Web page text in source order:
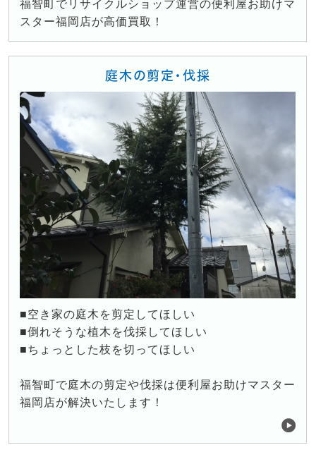
福智町でリサイクルショップ運営の便利屋お助けマ
スター福岡店が高価買取！
庭木の剪定・伐採
■空き家の庭木を剪定してほしい
■倒れそうな植木を伐採してほしい
■ちょっとした枝を切ってほしい
福智町で庭木の剪定や伐採は便利屋お助けマスター
福岡店が解決いたします！